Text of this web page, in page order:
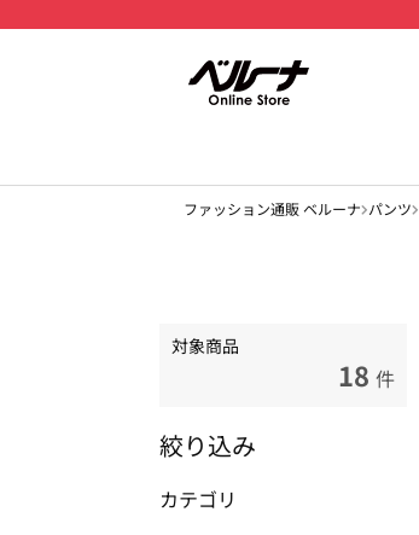
ファッション通販 ベルーナ パンツ
対象商品
18 件
絞り込み
カテゴリ